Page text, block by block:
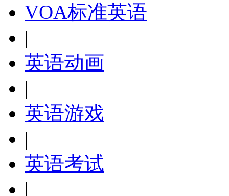
VOA标准英语
|
英语动画
|
英语游戏
|
英语考试
|